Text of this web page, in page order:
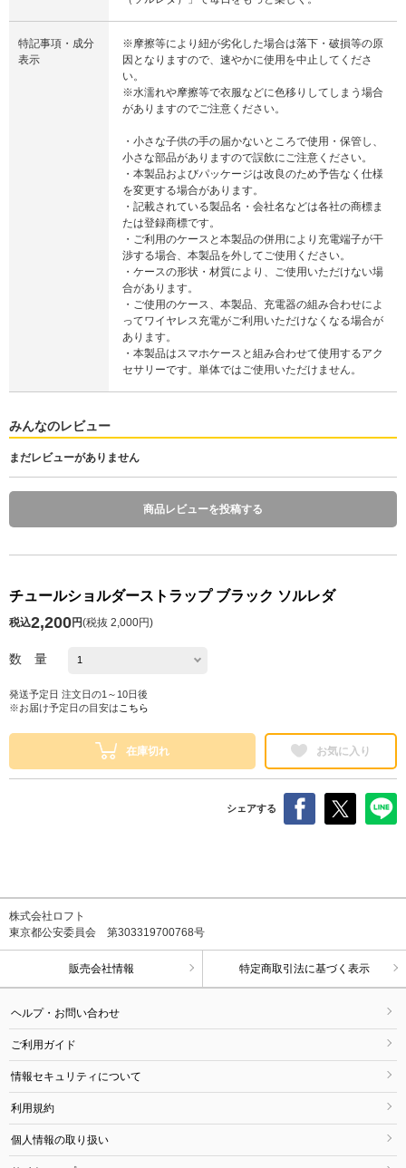
特記事項・成分
表示
※摩擦等により紐が劣化した場合は落下・破損等の原
因となりますので、速やかに使用を中止してくださ
い。
※水濡れや摩擦等で衣服などに色移りしてしまう場合
がありますのでご注意ください。
・小さな子供の手の届かないところで使用・保管し、
小さな部品がありますので誤飲にご注意ください。
・本製品およびパッケージは改良のため予告なく仕様
を変更する場合があります。
・記載されている製品名・会社名などは各社の商標ま
たは登録商標です。
・ご利用のケースと本製品の併用により充電端子が干
渉する場合、本製品を外してご使用ください。
・ケースの形状・材質により、ご使用いただけない場
合があります。
・ご使用のケース、本製品、充電器の組み合わせによ
ってワイヤレス充電がご利用いただけなくなる場合が
あります。
・本製品はスマホケースと組み合わせて使用するアク
セサリーです。単体ではご使用いただけません。
みんなのレビュー
まだレビューがありません
商品レビューを投稿する
チュールショルダーストラップ ブラック ソルレダ
税込2,200円(税抜 2,000円)
数 量
発送予定日 注文日の1～10日後
※お届け予定日の目安は こちら
在庫切れ お気に入り
シェアする
株式会社ロフト
東京都公安委員会 第303319700768号
販売会社情報 特定商取引法に基づく表示
ヘルプ・お問い合わせ
ご利用ガイド
情報セキュリティについて
利用規約
個人情報の取り扱い